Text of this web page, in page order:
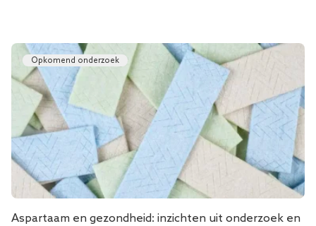
Opkomend onderzoek
Aspartaam ​​en gezondheid: inzichten uit onderzoek en